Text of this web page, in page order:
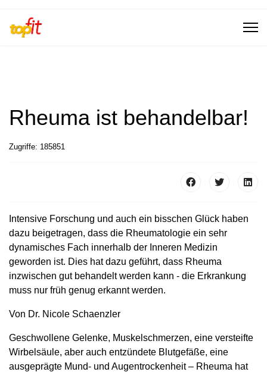
Rheuma ist behandelbar!
Zugriffe: 185851
Intensive Forschung und auch ein bisschen Glück haben
dazu beigetragen, dass die Rheumatologie ein sehr
dynamisches Fach innerhalb der Inneren Medizin
geworden ist. Dies hat dazu geführt, dass Rheuma
inzwischen gut behandelt werden kann - die Erkrankung
muss nur früh genug erkannt werden.
Von Dr. Nicole Schaenzler
Geschwollene Gelenke, Muskelschmerzen, eine versteifte
Wirbelsäule, aber auch entzündete Blutgefäße, eine
ausgeprägte Mund- und Augentrockenheit – Rheuma hat